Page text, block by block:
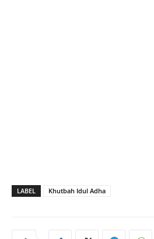
LABEL Khutbah Idul Adha